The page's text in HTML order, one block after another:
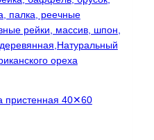
пристенная 40✕60